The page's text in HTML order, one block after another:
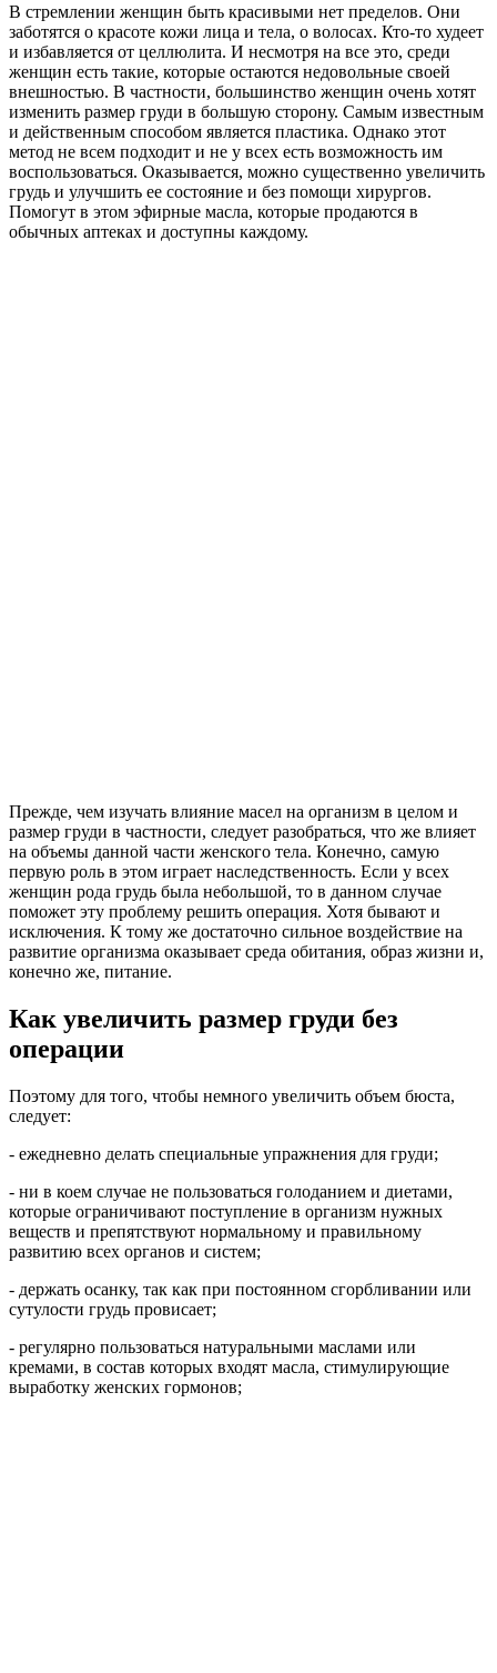
В стремлении женщин быть красивыми нет пределов. Они
заботятся о красоте кожи лица и тела, о волосах. Кто-то худеет
и избавляется от целлюлита. И несмотря на все это, среди
женщин есть такие, которые остаются недовольные своей
внешностью. В частности, большинство женщин очень хотят
изменить размер груди в большую сторону. Самым известным
и действенным способом является пластика. Однако этот
метод не всем подходит и не у всех есть возможность им
воспользоваться. Оказывается, можно существенно увеличить
грудь и улучшить ее состояние и без помощи хирургов.
Помогут в этом эфирные масла, которые продаются в
обычных аптеках и доступны каждому.
Прежде, чем изучать влияние масел на организм в целом и
размер груди в частности, следует разобраться, что же влияет
на объемы данной части женского тела. Конечно, самую
первую роль в этом играет наследственность. Если у всех
женщин рода грудь была небольшой, то в данном случае
поможет эту проблему решить операция. Хотя бывают и
исключения. К тому же достаточно сильное воздействие на
развитие организма оказывает среда обитания, образ жизни и,
конечно же, питание.
Как увеличить размер груди без
операции
Поэтому для того, чтобы немного увеличить объем бюста,
следует:
- ежедневно делать специальные упражнения для груди;
- ни в коем случае не пользоваться голоданием и диетами,
которые ограничивают поступление в организм нужных
веществ и препятствуют нормальному и правильному
развитию всех органов и систем;
- держать осанку, так как при постоянном сгорбливании или
сутулости грудь провисает;
- регулярно пользоваться натуральными маслами или
кремами, в состав которых входят масла, стимулирующие
выработку женских гормонов;